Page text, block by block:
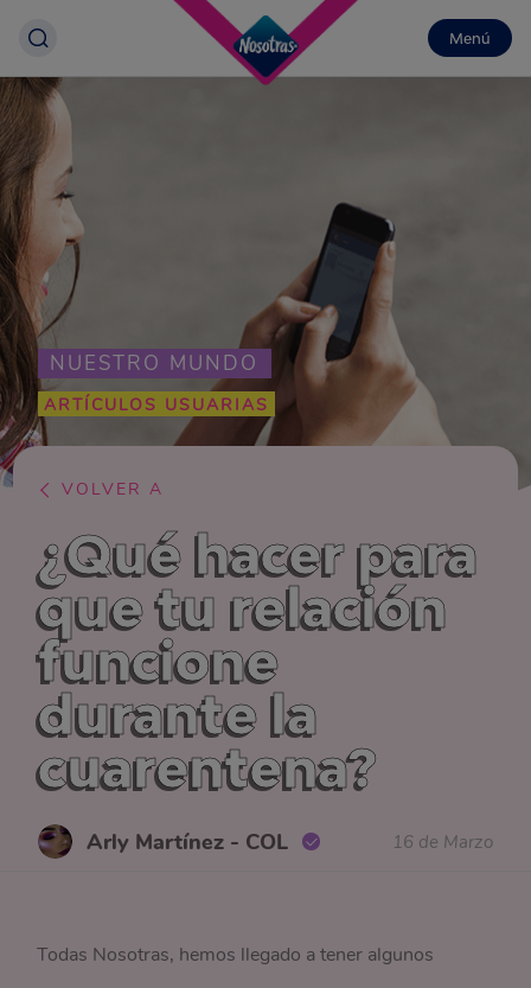
Menú
NUESTRO MUNDO
ARTÍCULOS USUARIAS
VOLVER A
¿Qué hacer para
que tu relación
funcione
durante la
cuarentena?
Arly Martínez - COL 16 de Marzo
Todas Nosotras, hemos llegado a tener algunos